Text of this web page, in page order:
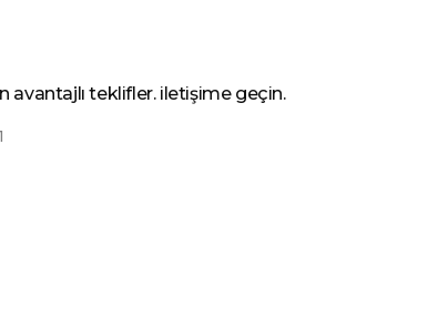
avantajlı teklifler. iletişime geçin.